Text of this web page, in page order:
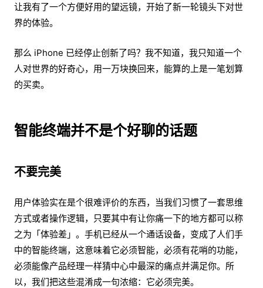
让我有了一个方便好用的望远镜，开始了新一轮镜头下对世
界的体验。
那么 iPhone 已经停止创新了吗？我不知道，我只知道一个
人对世界的好奇心，用一万块换回来，能算的上是一笔划算
的买卖。
智能终端并不是个好聊的话题
不要完美
用户体验实在是个很难评价的东西，当我们习惯了一套思维
方式或者操作逻辑，只要其中有让你痛一下的地方都可以称
之为「体验差」。手机已经从一个通话设备，变成了人们手
中的智能终端，这意味着它必须智能，必须有花哨的功能，
必须能像产品经理一样猜中心中最深的痛点并满足你。所
以，我们把这些混淆成一句浓缩：它必须完美。